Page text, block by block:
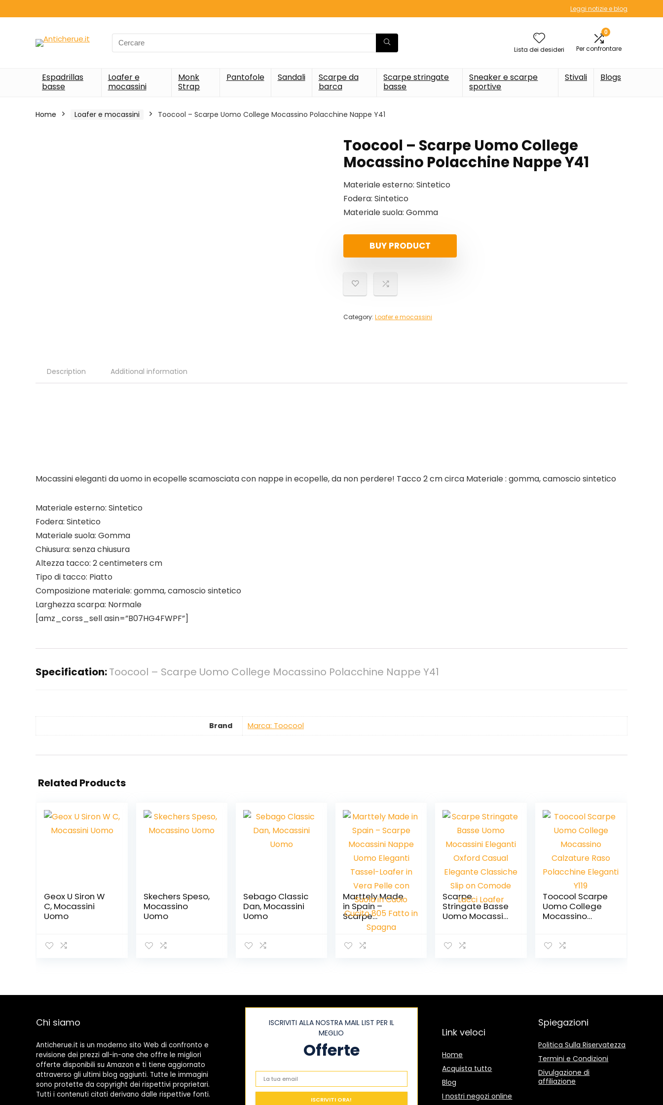
Leggi notizie e blog
Search
for:
Lista dei desideri
0
Per confrontare
Espadrillas
basse
Loafer e
mocassini
Monk
Strap
Pantofole Sandali
Scarpe da
barca
Scarpe stringate
basse
Sneaker e scarpe
sportive
Stivali Blogs
Home Loafer e mocassini Toocool – Scarpe Uomo College Mocassino Polacchine Nappe Y41
Toocool – Scarpe Uomo College
Mocassino Polacchine Nappe Y41
Materiale esterno: Sintetico
Fodera: Sintetico
Materiale suola: Gomma
BUY PRODUCT
Category: Loafer e mocassini
Description Additional information
Mocassini eleganti da uomo in ecopelle scamosciata con nappe in ecopelle, da non perdere! Tacco 2 cm circa Materiale : gomma, camoscio sintetico
Materiale esterno: Sintetico
Fodera: Sintetico
Materiale suola: Gomma
Chiusura: senza chiusura
Altezza tacco: 2 centimeters cm
Tipo di tacco: Piatto
Composizione materiale: gomma, camoscio sintetico
Larghezza scarpa: Normale
[amz_corss_sell asin=”B07HG4FWPF”]
Specification:Toocool – Scarpe Uomo College Mocassino Polacchine Nappe Y41
Brand Marca: Toocool
Related Products
Geox U Siron W
C, Mocassini
Uomo
Skechers Speso,
Mocassino
Uomo
Sebago Classic
Dan, Mocassini
Uomo
Marttely Made
in Spain –
Scarpe
Mocassini
Nappe Uomo
Eleganti Tassel-
Spagna
Scarpe
Stringate Basse
Uomo Mocassini
Classiche Slip on
Toocool Scarpe
Uomo College
Mocassino
Eleganti Y119
Chi siamo
Anticherue.it is un moderno sito Web di confronto e
revisione dei prezzi all-in-one che offre le migliori
offerte disponibili su Amazon e ti tiene aggiornato
attraverso gli ultimi blog aggiunti. Tutte le immagini
sono protette da copyright dei rispettivi proprietari.
Tutti i contenuti citati derivano dalle rispettive fonti.
ISCRIVITI ALLA NOSTRA MAIL LIST PER IL
MEGLIO
Offerte
Link veloci
Home
Acquista tutto
Blog
I nostri negozi online
Spiegazioni
Politica Sulla Riservatezza
Termini e Condizioni
Divulgazione di
affiliazione